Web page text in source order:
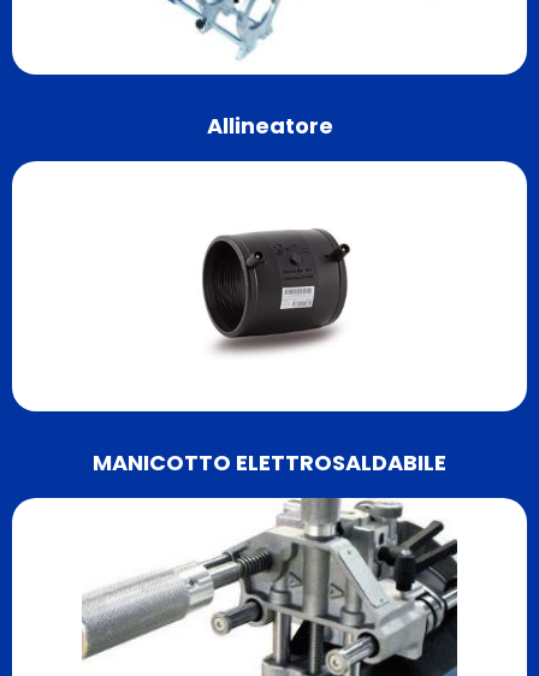
Allineatore
MANICOTTO ELETTROSALDABILE